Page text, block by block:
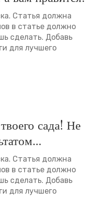
Статья должна
в статье должно
сделать. Добавь
для лучшего
сада! Не
Статья должна
в статье должно
сделать. Добавь
для лучшего